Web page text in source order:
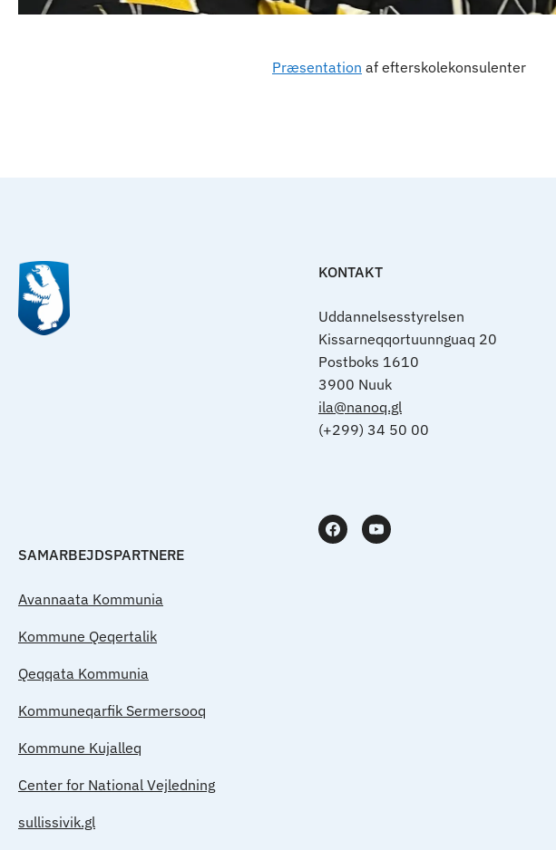
Præsentation af efterskolekonsulenter
KONTAKT
Uddannelsesstyrelsen
Kissarneqqortuunnguaq 20
Postboks 1610
3900 Nuuk
ila@nanoq.gl
(+299) 34 50 00
SAMARBEJDSPARTNERE
Avannaata Kommunia
Kommune Qeqertalik
Qeqqata Kommunia
Kommuneqarfik Sermersooq
Kommune Kujalleq
Center for National Vejledning
sullissivik.gl